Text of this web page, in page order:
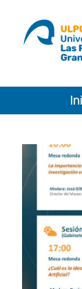
ULPGC